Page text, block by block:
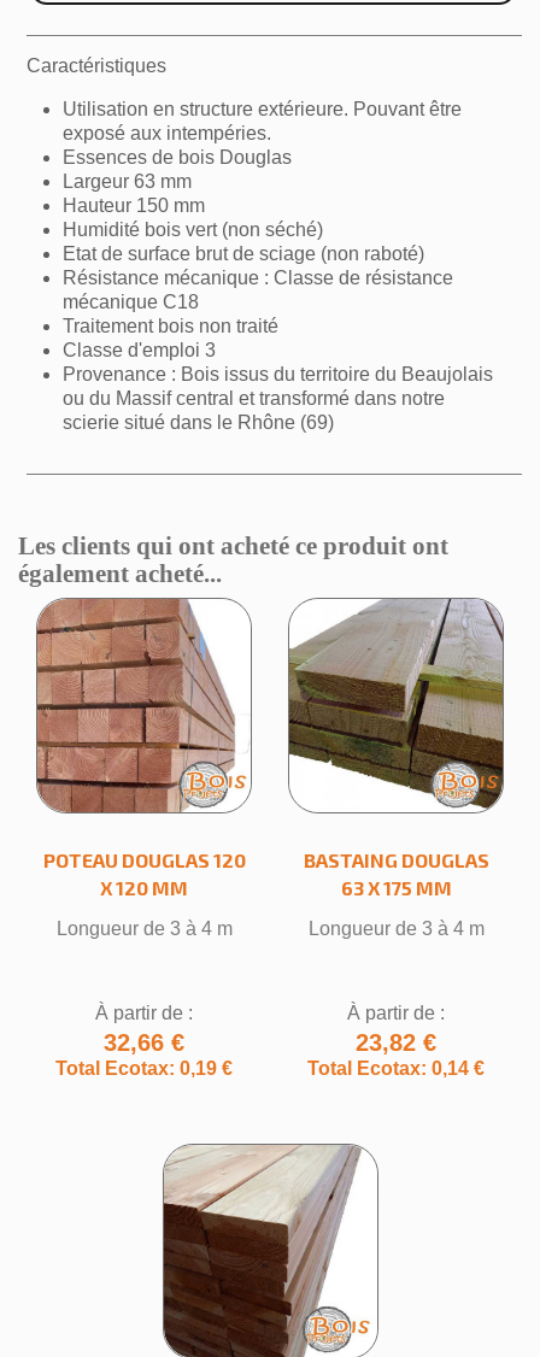
Caractéristiques
Utilisation en structure extérieure. Pouvant être
exposé aux intempéries.
Essences de bois Douglas
Largeur 63 mm
Hauteur 150 mm
Humidité bois vert (non séché)
Etat de surface brut de sciage (non raboté)
Résistance mécanique : Classe de résistance
mécanique C18
Traitement bois non traité
Classe d'emploi 3
Provenance : Bois issus du territoire du Beaujolais
ou du Massif central et transformé dans notre
scierie situé dans le Rhône (69)
Les clients qui ont acheté ce produit ont
également acheté...
POTEAU DOUGLAS 120
X 120 MM
Longueur de 3 à 4 m
À partir de :
32,66 €
Total Ecotax: 0,19 €
BASTAING DOUGLAS
63 X 175 MM
Longueur de 3 à 4 m
À partir de :
23,82 €
Total Ecotax: 0,14 €
Créer une liste d'envies
Nom de la liste d'envies
Annuler Créer une liste d'envies